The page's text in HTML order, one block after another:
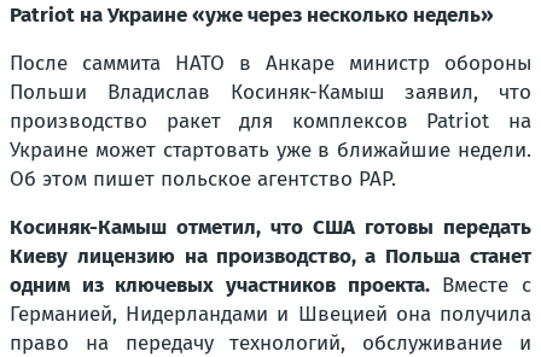
Patriot на Украине «уже через несколько недель»
После саммита НАТО в Анкаре министр обороны
Польши Владислав Косиняк-Камыш заявил, что
производство ракет для комплексов Patriot на
Украине может стартовать уже в ближайшие недели.
Об этом пишет польское агентство PAP.
Косиняк-Камыш отметил, что США готовы передать
Киеву лицензию на производство, а Польша станет
одним из ключевых участников проекта.Вместе с
Германией, Нидерландами и Швецией она получила
право на передачу технологий, обслуживание и